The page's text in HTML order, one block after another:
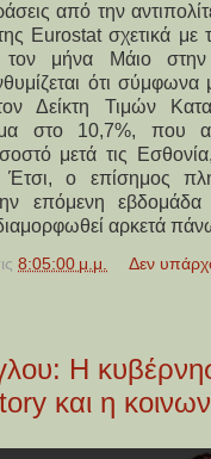
από την
Eurostat σχετικά
τον μήνα Μάιο
ότι σύμφωνα
τον Δείκτη Τιμών
στο 10,7%, που
μετά τις
Έτσι, ο επίσημος
επόμενη
αρκετά
8:05:00 μ.μ. Δεν
Η
και η